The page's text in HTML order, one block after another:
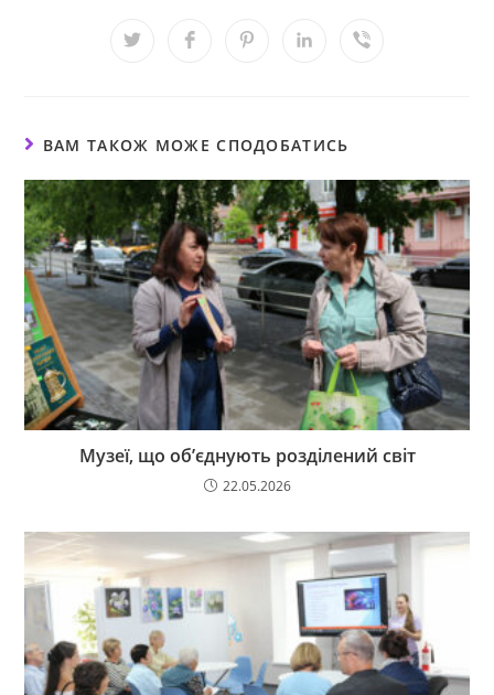
ВАМ ТАКОЖ МОЖЕ СПОДОБАТИСЬ
Музеї, що об’єднують розділений світ
22.05.2026